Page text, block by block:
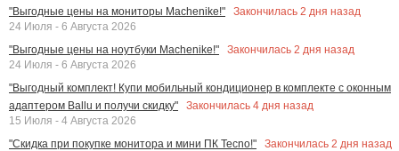
"Выгодные цены на мониторы Machenike!" Закончилась 2 дня назад
24 Июля - 6 Августа 2026
"Выгодные цены на ноутбуки Machenike!"
Закончилась 2 дня назад
24 Июля - 6 Августа 2026
"Выгодный комплект! Купи мобильный кондиционер в комплекте с оконным
адаптером Ballu и получи скидку"
Закончилась 4 дня назад
15 Июля - 4 Августа 2026
"Скидка при покупке монитора и мини ПК Tecno!"
Закончилась 2 дня назад